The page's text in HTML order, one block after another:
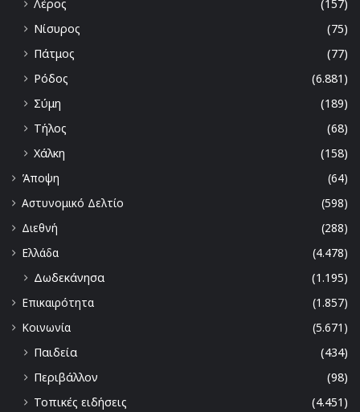
Λέρος
(157)
Νίσυρος
(75)
Πάτμος
(77)
Ρόδος
(6.881)
Σύμη
(189)
Τήλος
(68)
Χάλκη
(158)
Άποψη
(64)
Αστυνομικό Δελτίο
(598)
Διεθνή
(288)
Ελλάδα
(4.478)
Δωδεκάνησα
(1.195)
Επικαιρότητα
(1.857)
Κοινωνία
(5.671)
Παιδεία
(434)
Περιβάλλον
(98)
Τοπικές ειδήσεις
(4.451)